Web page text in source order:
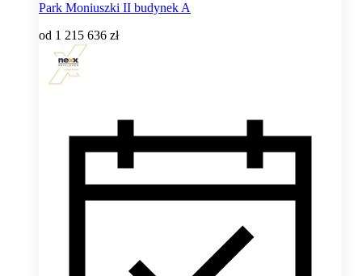
Park Moniuszki II budynek A
od 1 215 636 zł